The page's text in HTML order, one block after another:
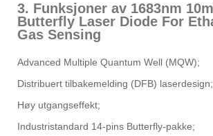
3. Funksjoner av 1683nm
Butterfly Laser Diode For
Gas Sensing
Advanced Multiple Quantum Well (MQW);
Distribuert tilbakemelding (DFB) laserdesign;
Høy utgangseffekt;
Industristandard 14-pins Butterfly-pakke;